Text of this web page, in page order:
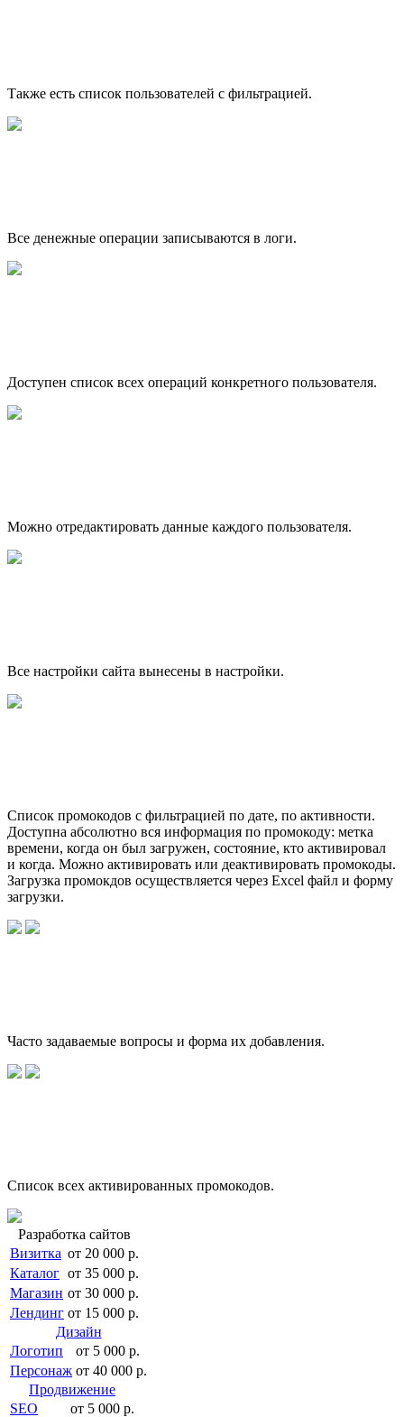
Также есть список пользователей с фильтрацией.
Все денежные операции записываются в логи.
Доступен список всех операций конкретного пользователя.
Можно отредактировать данные каждого пользователя.
Все настройки сайта вынесены в настройки.
Список промокодов с фильтрацией по дате, по активности.
Доступна абсолютно вся информация по промокоду: метка
времени, когда он был загружен, состояние, кто активировал
и когда. Можно активировать или деактивировать промокоды.
Загрузка промокдов осуществляется через Excel файл и форму
загрузки.
Часто задаваемые вопросы и форма их добавления.
Список всех активированных промокодов.
Разработка сайтов
Визитка от 20 000 р.
Каталог от 35 000 р.
Магазин от 30 000 р.
Лендинг от 15 000 р.
Дизайн
Логотип
от 5 000 р.
Персонаж от 40 000 р.
Продвижение
SEO
от 5 000 р.